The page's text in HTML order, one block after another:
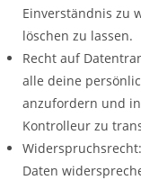
Einverständnis zu
löschen zu lassen.
Recht auf
alle deine
anzufordern und
Kontrolleur zu
Daten